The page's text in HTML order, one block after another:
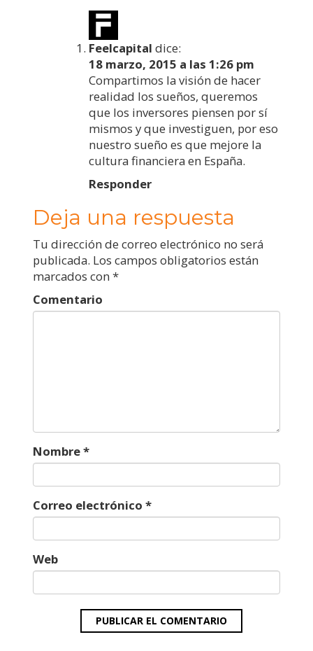
Feelcapital dice:
18 marzo, 2015 a las 1:26 pm
Compartimos la visión de hacer
realidad los sueños, queremos
que los inversores piensen por sí
mismos y que investiguen, por eso
nuestro sueño es que mejore la
cultura financiera en España.
Responder
Deja una respuesta
Tu dirección de correo electrónico no será
publicada. Los campos obligatorios están
marcados con *
Comentario
Nombre*
Correo electrónico *
Web